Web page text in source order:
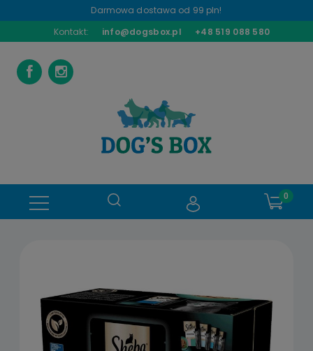
Darmowa dostawa od 99 pln!
Kontakt:
info@dogsbox.pl +48 519 088 580